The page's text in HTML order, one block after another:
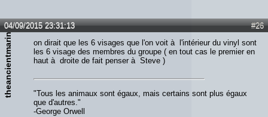
#26
04/09/2015 23:31:13
theancientmariner
on dirait que les 6 visages que l'on voit à l'intérieur du vinyl sont
les 6 visage des membres du groupe ( en tout cas le premier en
haut à droite de fait penser à Steve )
"Tous les animaux sont égaux, mais certains sont plus égaux
que d'autres."
-George Orwell